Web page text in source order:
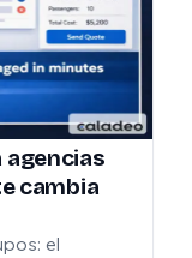
agencias
cambia
el